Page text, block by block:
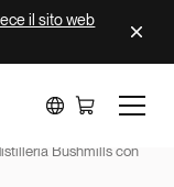
il sito web
Bushmills con